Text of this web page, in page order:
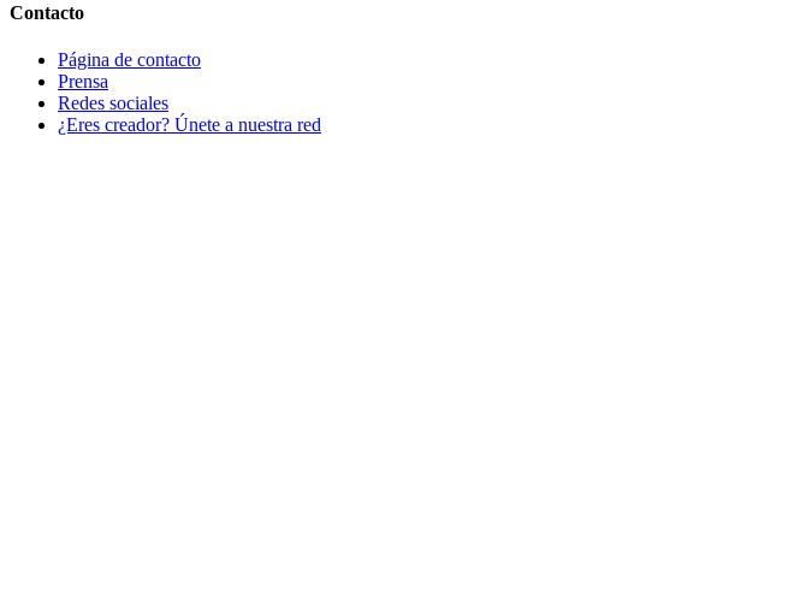
Contacto
Página de contacto
Prensa
Redes sociales
¿Eres creador? Únete a nuestra red